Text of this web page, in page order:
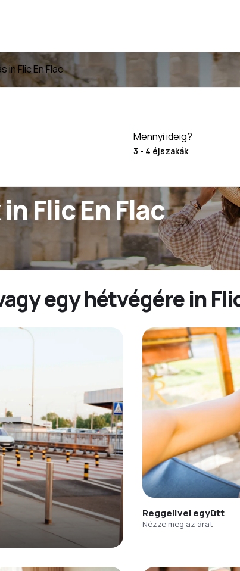
in Flic En Flac
Flic En Flac
Mennyi ideig?
egy hétvégére in
Reggelivel együtt
Nézze meg az árat